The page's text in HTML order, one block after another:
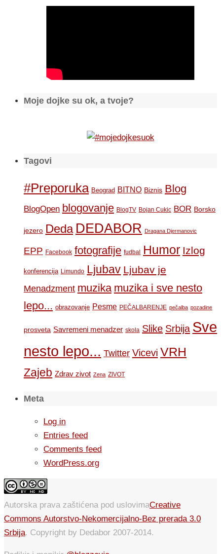
Moje dojke su ok, a tvoje?
Tagovi
#Preporuka Beograd BITNO Biznis Blog
BlogOpen blogovanje BlogTV Bojan Cukic BOR Borsko
jezero Deda DEDABOR Dragana Djermanovic
EPP Facebook fotografije fudbal Humor Izlog
konferencija Limundo Ljubav Ljubav je
Menadzment muzika muzika i sve nesto
lepo... obrazovanje Pesme PEČALBARENJE pečalba pozadine
prosveta Savremeni menadzer skola Slike Srbija Sve
nesto lepo... Twitter Vicevi VRH
Zajeb Zdrav zivot Zena ZIVOT
Meta
Log in
Entries feed
Comments feed
WordPress.org
Autorska prava zaštićena pod uslovimaCreative
Commons Autorstvo-Nekomercijalno-Bez prerada 3.0
Srbija. Copyright by Dedabor 2007-2014.